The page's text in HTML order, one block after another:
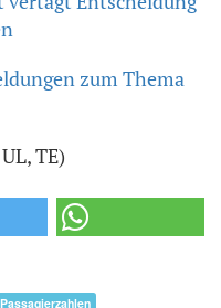
zum Thema
TE)
Passagierzahlen